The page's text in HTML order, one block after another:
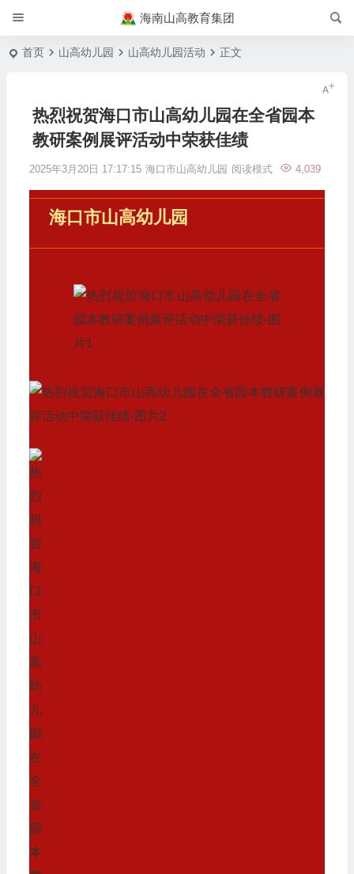
海南山高教育集团
首页 山高幼儿园 山高幼儿园活动 正文
热烈祝贺海口市山高幼儿园在全省园本
教研案例展评活动中荣获佳绩
2025年3月20日 17:17:15 海口市山高幼儿园 4,039
阅读模式
海口市山高幼儿园